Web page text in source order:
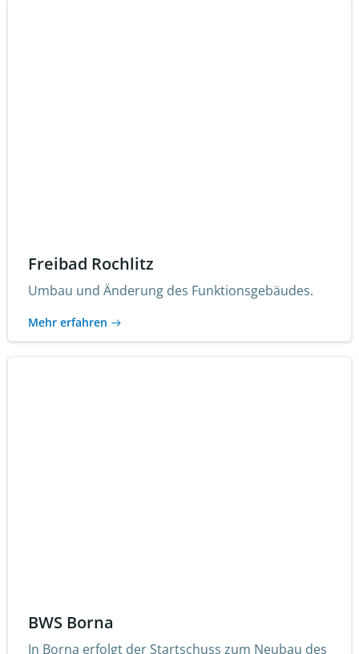
Freibad Rochlitz
Umbau und Änderung des Funktionsgebäudes.
Mehr erfahren
BWS Borna
In Borna erfolgt der Startschuss zum Neubau des